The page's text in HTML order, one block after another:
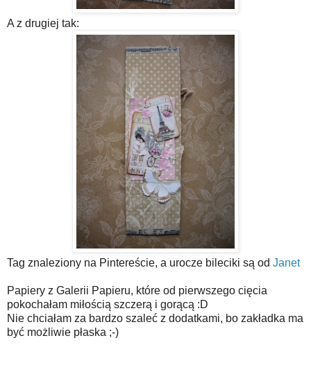
A z drugiej tak:
Tag znaleziony na Pintereście, a urocze bileciki są od Janet
Papiery z Galerii Papieru, które od pierwszego cięcia
pokochałam miłością szczerą i gorącą :D
Nie chciałam za bardzo szaleć z dodatkami, bo zakładka ma
być możliwie płaska ;-)